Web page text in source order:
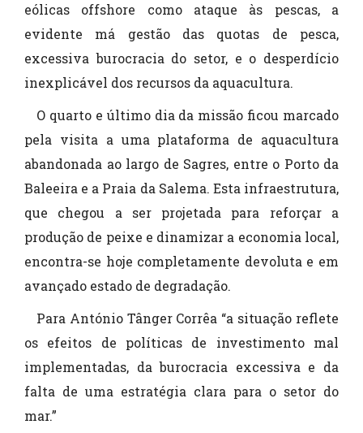
eólicas offshore como ataque às pescas, a
evidente má gestão das quotas de pesca,
excessiva burocracia do setor, e o desperdício
inexplicável dos recursos da aquacultura.
O quarto e último dia da missão ficou marcado
pela visita a uma plataforma de aquacultura
abandonada ao largo de Sagres, entre o Porto da
Baleeira e a Praia da Salema. Esta infraestrutura,
que chegou a ser projetada para reforçar a
produção de peixe e dinamizar a economia local,
encontra-se hoje completamente devoluta e em
avançado estado de degradação.
Para António Tânger Corrêa “a situação reflete
os efeitos de políticas de investimento mal
implementadas, da burocracia excessiva e da
falta de uma estratégia clara para o setor do
mar.”